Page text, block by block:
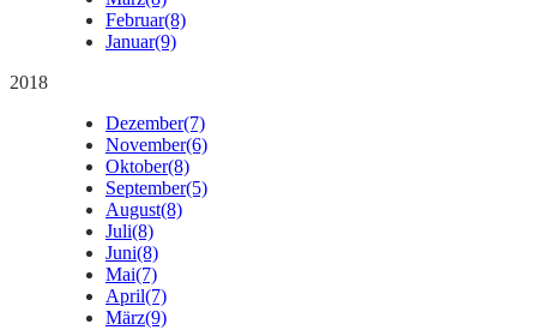
Februar(8)
Januar(9)
2018
Dezember(7)
November(6)
Oktober(8)
September(5)
August(8)
Juli(8)
Juni(8)
Mai(7)
April(7)
März(9)